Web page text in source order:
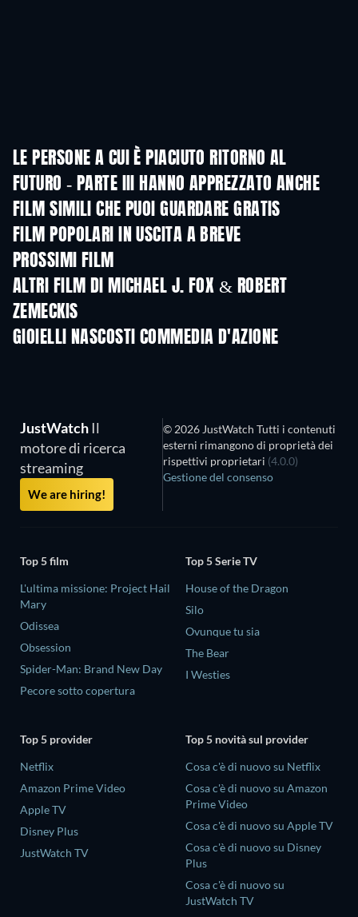
LE PERSONE A CUI È PIACIUTO RITORNO AL
FUTURO - PARTE III HANNO APPREZZATO ANCHE
FILM SIMILI CHE PUOI GUARDARE GRATIS
FILM POPOLARI IN USCITA A BREVE
PROSSIMI FILM
ALTRI FILM DI MICHAEL J. FOX & ROBERT
ZEMECKIS
GIOIELLI NASCOSTI COMMEDIA D'AZIONE
JustWatch Il
motore di ricerca
streaming
We are hiring!
© 2026 JustWatch Tutti i contenuti
esterni rimangono di proprietà dei
rispettivi proprietari (4.0.0)
Gestione del consenso
Top 5 film
L'ultima missione: Project Hail
Mary
Odissea
Obsession
Spider-Man: Brand New Day
Pecore sotto copertura
Top 5 Serie TV
House of the Dragon
Silo
Ovunque tu sia
The Bear
I Westies
Top 5 provider
Netflix
Amazon Prime Video
Apple TV
Disney Plus
JustWatch TV
Top 5 novità sul provider
Cosa c'è di nuovo su Netflix
Cosa c'è di nuovo su Amazon
Prime Video
Cosa c'è di nuovo su Apple TV
Cosa c'è di nuovo su Disney
Plus
Cosa c'è di nuovo su
JustWatch TV